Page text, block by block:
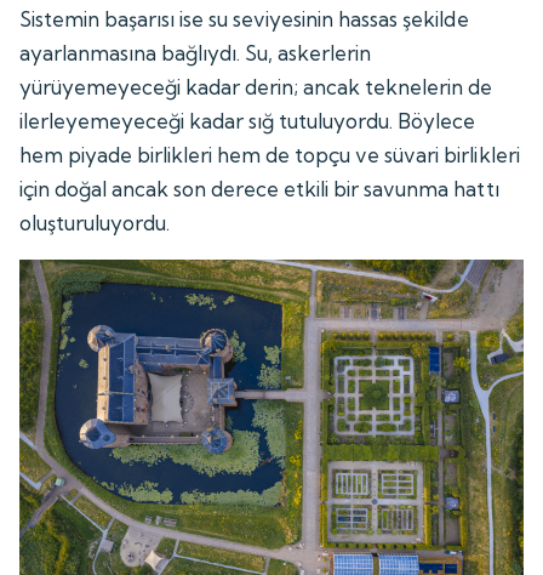
Sistemin başarısı ise su seviyesinin hassas şekilde
ayarlanmasına bağlıydı. Su, askerlerin
yürüyemeyeceği kadar derin; ancak teknelerin de
ilerleyemeyeceği kadar sığ tutuluyordu. Böylece
hem piyade birlikleri hem de topçu ve süvari birlikleri
için doğal ancak son derece etkili bir savunma hattı
oluşturuluyordu.